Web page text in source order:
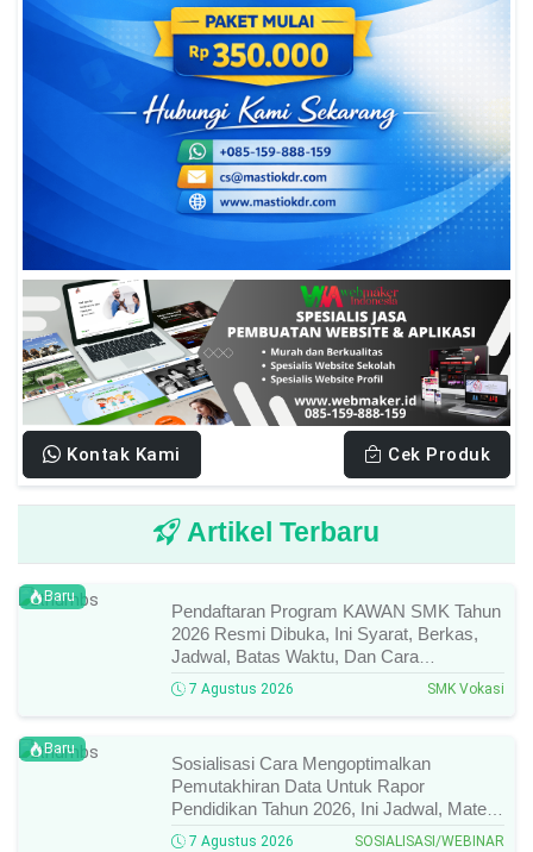
Kontak Kami Cek Produk
Artikel Terbaru
Baru
Pendaftaran Program KAWAN SMK Tahun
2026 Resmi Dibuka, Ini Syarat, Berkas,
Jadwal, Batas Waktu, Dan Cara
Pendaftarannya!
7 Agustus 2026 SMK Vokasi
Baru
Sosialisasi Cara Mengoptimalkan
Pemutakhiran Data Untuk Rapor
Pendidikan Tahun 2026, Ini Jadwal, Materi,
Narasumber, Dan Link Mengikutinya!
7 Agustus 2026 SOSIALISASI/WEBINAR